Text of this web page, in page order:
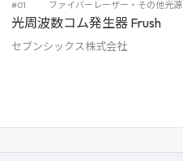
#01 ファイバーレーザー・その他光源
光周波数コム発生器 Frush
セブンシックス株式会社